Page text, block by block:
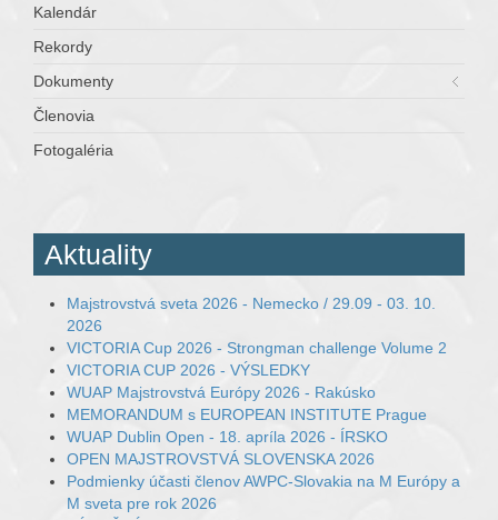
Kalendár
Rekordy
Dokumenty
Členovia
Fotogaléria
Aktuality
Majstrovstvá sveta 2026 - Nemecko / 29.09 - 03. 10.
2026
VICTORIA Cup 2026 - Strongman challenge Volume 2
VICTORIA CUP 2026 - VÝSLEDKY
WUAP Majstrovstvá Európy 2026 - Rakúsko
MEMORANDUM s EUROPEAN INSTITUTE Prague
WUAP Dublin Open - 18. apríla 2026 - ÍRSKO
OPEN MAJSTROVSTVÁ SLOVENSKA 2026
Podmienky účasti členov AWPC-Slovakia na M Európy a
M sveta pre rok 2026